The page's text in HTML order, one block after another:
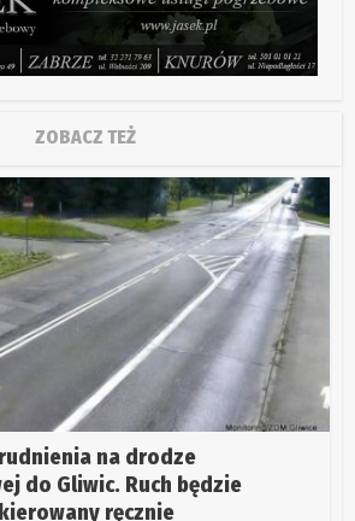
ZOBACZ TEŻ
na drodze
do Gliwic. Ruch będzie
kierowany ręcznie